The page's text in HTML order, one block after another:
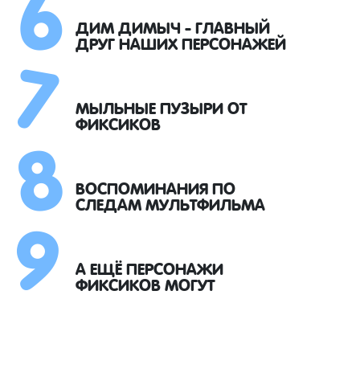
ДИМ ДИМЫЧ - ГЛАВНЫЙ
ДРУГ НАШИХ ПЕРСОНАЖЕЙ
МЫЛЬНЫЕ ПУЗЫРИ ОТ
ФИКСИКОВ
ВОСПОМИНАНИЯ ПО
СЛЕДАМ МУЛЬТФИЛЬМА
А ЕЩЁ ПЕРСОНАЖИ
ФИКСИКОВ МОГУТ